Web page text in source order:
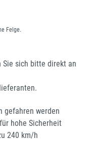
Felge.
Sie sich bitte direkt an
gefahren werden
hohe Sicherheit
240 km/h